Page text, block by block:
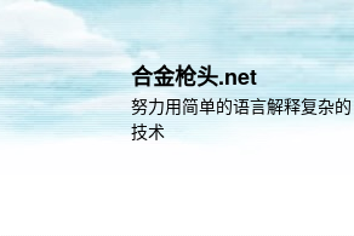
合金枪头.net
努力用简单的语言解释复杂的
技术